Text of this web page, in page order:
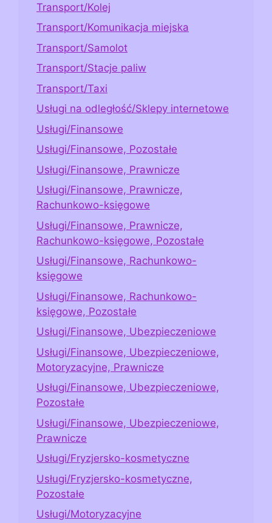
Transport/Kolej
Transport/Komunikacja miejska
Transport/Samolot
Transport/Stacje paliw
Transport/Taxi
Usługi na odległość/Sklepy internetowe
Usługi/Finansowe
Usługi/Finansowe, Pozostałe
Usługi/Finansowe, Prawnicze
Usługi/Finansowe, Prawnicze,
Rachunkowo-księgowe
Usługi/Finansowe, Prawnicze,
Rachunkowo-księgowe, Pozostałe
Usługi/Finansowe, Rachunkowo-
księgowe
Usługi/Finansowe, Rachunkowo-
księgowe, Pozostałe
Usługi/Finansowe, Ubezpieczeniowe
Usługi/Finansowe, Ubezpieczeniowe,
Motoryzacyjne, Prawnicze
Usługi/Finansowe, Ubezpieczeniowe,
Pozostałe
Usługi/Finansowe, Ubezpieczeniowe,
Prawnicze
Usługi/Fryzjersko-kosmetyczne
Usługi/Fryzjersko-kosmetyczne,
Pozostałe
Usługi/Motoryzacyjne